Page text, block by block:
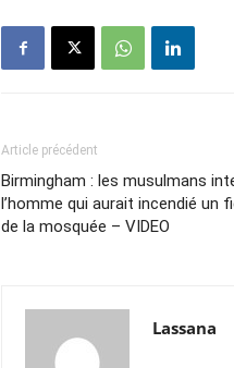
Article précédent
Birmingham : les musulmans
l’homme qui aurait incendié un
de la mosquée – VIDEO
Lassana